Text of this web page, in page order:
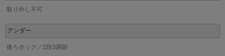
取り外し不可
アンダー
後ろホック／2段3調節